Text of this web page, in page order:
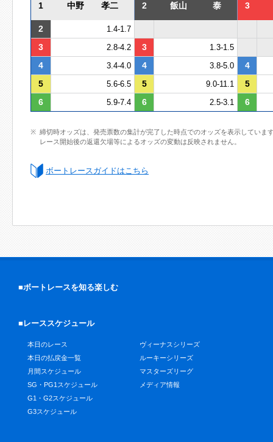
1 中野 孝二 2 飯山 泰 3
2 1.4-1.7
3 2.8-4.2 3 1.3-1.5
4 3.4-4.0 4 3.8-5.0
4
5
5.6-6.5 5 9.0-11.1
5
6
5.9-7.4 6 2.5-3.1 6
締切時オッズは、発売票数の集計が完了した時点でのオッズを表示していま
レース開始後の返還欠場等によるオッズの変動は反映されません。
ボートレースガイドはこちら
■ボートレースを知る楽しむ
■レーススケジュール
本日のレース
本日の払戻金一覧
月間スケジュール
SG・PG1スケジュール
G1・G2スケジュール
G3スケジュール
ヴィーナスシリーズ
ルーキーシリーズ
マスターズリーグ
メディア情報